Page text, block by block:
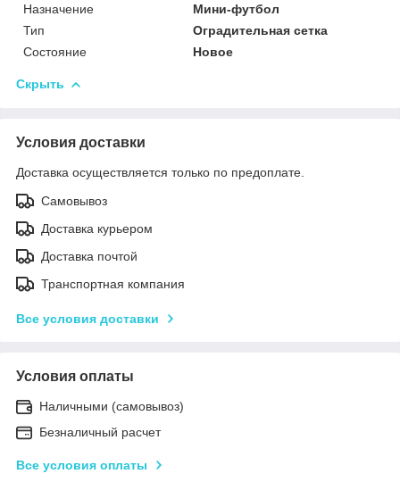
Назначение
Мини-футбол
Тип
Оградительная сетка
Состояние
Новое
Скрыть
Условия доставки
Доставка осуществляется только по предоплате.
Самовывоз
Доставка курьером
Доставка почтой
Транспортная компания
Все условия доставки
Условия оплаты
Наличными (самовывоз)
Безналичный расчет
Все условия оплаты